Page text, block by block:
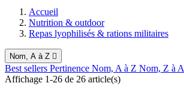
Accueil
Nutrition & outdoor
Repas lyophilisés & rations militaires
Nom, A à Z 
Best sellers Pertinence Nom, A à Z Nom, Z à A
Affichage 1-26 de 26 article(s)